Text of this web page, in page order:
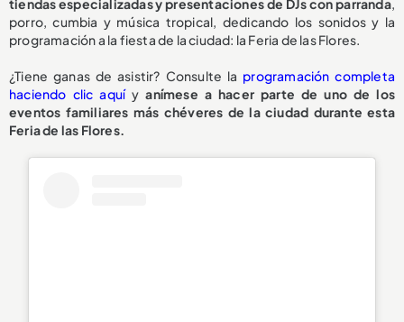
tiendas especializadas y presentaciones de DJs con parranda,
porro, cumbia y música tropical, dedicando los sonidos y la
programación a la fiesta de la ciudad: la Feria de las Flores.
¿Tiene ganas de asistir? Consulte la programación completa
haciendo clic aquíyanímese a hacer parte de uno de los
eventos familiares más chéveres de la ciudad durante esta
Feria de las Flores.